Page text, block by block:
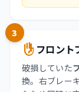
3
front_hand フロント
破損していた
換。右ブレー